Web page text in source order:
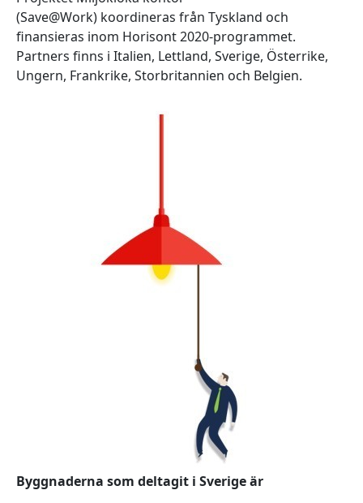
(Save@Work) koordineras från Tyskland och
finansieras inom Horisont 2020-programmet.
Partners finns i Italien, Lettland, Sverige, Österrike,
Ungern, Frankrike, Storbritannien och Belgien.
Byggnaderna som deltagit i Sverige är